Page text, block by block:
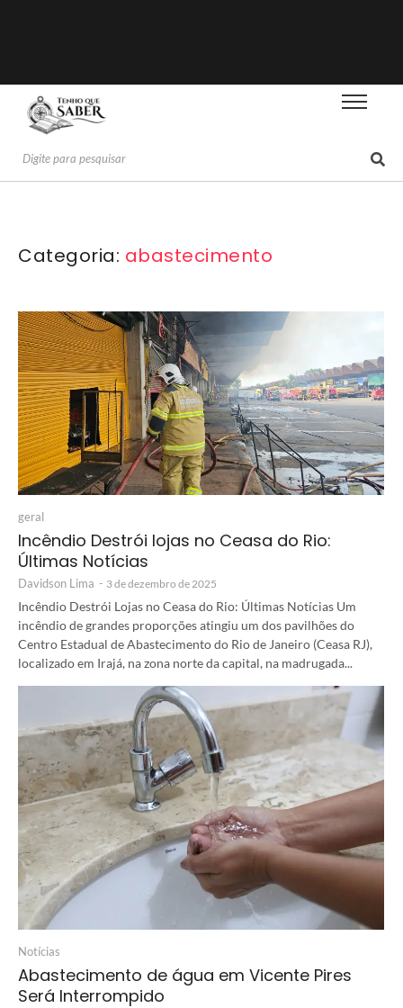
Categoria: abastecimento
geral
Incêndio Destrói lojas no Ceasa do Rio:
Últimas Notícias
Davidson Lima - 3 de dezembro de 2025
Incêndio Destrói Lojas no Ceasa do Rio: Últimas Notícias Um
incêndio de grandes proporções atingiu um dos pavilhões do
Centro Estadual de Abastecimento do Rio de Janeiro (Ceasa RJ),
localizado em Irajá, na zona norte da capital, na madrugada...
Notícias
Abastecimento de água em Vicente Pires
Será Interrompido